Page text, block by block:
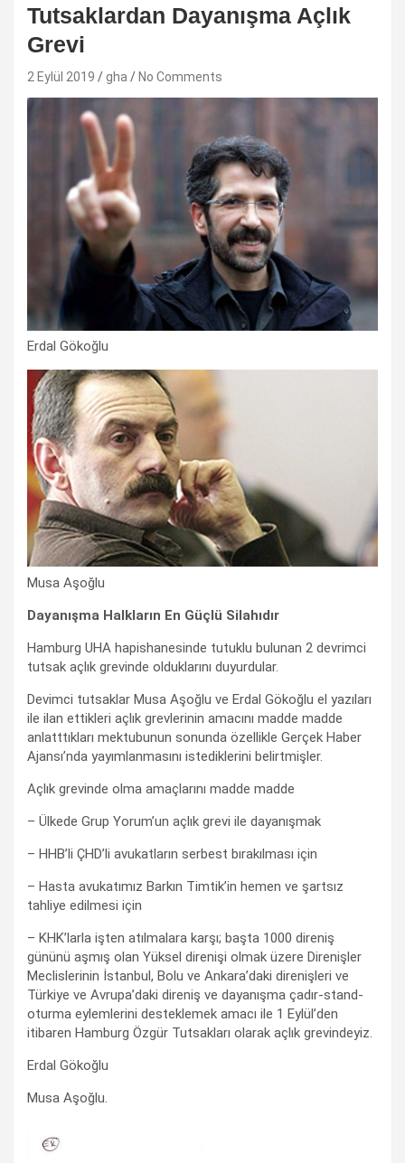
Tutsaklardan Dayanışma Açlık
Grevi
2 Eylül 2019 gha No Comments
Erdal Gökoğlu
Musa Aşoğlu
Dayanışma Halkların En Güçlü Silahıdır
Hamburg UHA hapishanesinde tutuklu bulunan 2 devrimci
tutsak açlık grevinde olduklarını duyurdular.
Devimci tutsaklar Musa Aşoğlu ve Erdal Gökoğlu el yazıları
ile ilan ettikleri açlık grevlerinin amacını madde madde
anlatttıkları mektubunun sonunda özellikle Gerçek Haber
Ajansı’nda yayımlanmasını istediklerini belirtmişler.
Açlık grevinde olma amaçlarını madde madde
– Ülkede Grup Yorum’un açlık grevi ile dayanışmak
– HHB’li ÇHD’li avukatların serbest bırakılması için
– Hasta avukatımız Barkın Timtik’in hemen ve şartsız
tahliye edilmesi için
– KHK’larla işten atılmalara karşı; başta 1000 direniş
gününü aşmış olan Yüksel direnişi olmak üzere Direnişler
Meclislerinin İstanbul, Bolu ve Ankara’daki direnişleri ve
Türkiye ve Avrupa’daki direniş ve dayanışma çadır-stand-
oturma eylemlerini desteklemek amacı ile 1 Eylül’den
itibaren Hamburg Özgür Tutsakları olarak açlık grevindeyiz.
Erdal Gökoğlu
Musa Aşoğlu.